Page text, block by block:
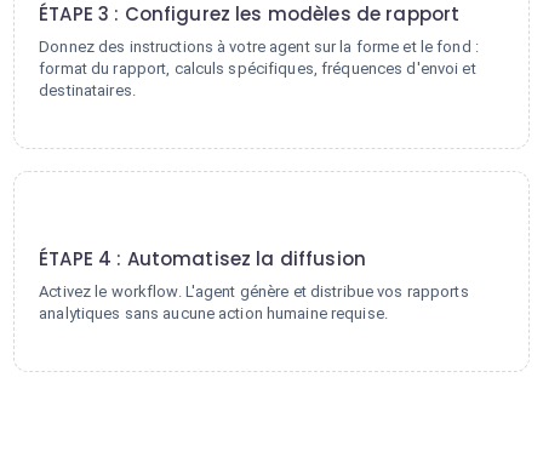
ÉTAPE 3 : Configurez les modèles de rapport
Donnez des instructions à votre agent sur la forme et le fond :
format du rapport, calculs spécifiques, fréquences d'envoi et
destinataires.
ÉTAPE 4 : Automatisez la diffusion
Activez le workflow. L'agent génère et distribue vos rapports
analytiques sans aucune action humaine requise.